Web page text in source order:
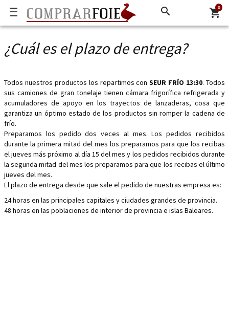
search shopping_cart
0
¿Cuál es el plazo de entrega?
Todos nuestros productos los repartimos conSEUR FRÍO 13:30. Todos
sus camiones de gran tonelaje tienen cámara frigorífica refrigerada y
acumuladores de apoyo en los trayectos de lanzaderas, cosa que
garantiza un óptimo estado de los productos sin romper la cadena de
frío.
Preparamos los pedido dos veces al mes. Los pedidos recibidos
durante la primera mitad del mes los preparamos para que los recibas
el jueves más próximo al día 15 del mes y los pedidos recibidos durante
la segunda mitad del mes los preparamos para que los recibas el último
jueves del mes.
El plazo de entrega desde que sale el pedido de nuestras empresa es:
24 horas en las principales capitales y ciudades grandes de provincia.
48 horas en las poblaciones de interior de provincia e islas Baleares.